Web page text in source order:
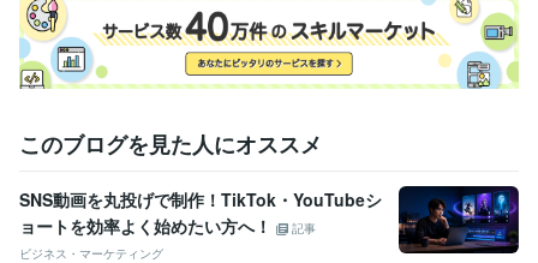
英語
このブログを見た人にオススメ
SNS動画を丸投げで制作！TikTok・YouTubeシ
ョートを効率よく始めたい方へ！
記事
ビジネス・マーケティング